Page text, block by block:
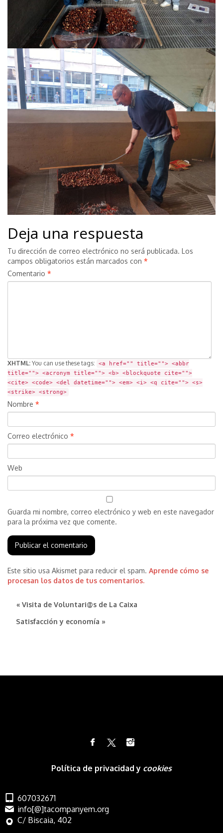
Deja una respuesta
Tu dirección de correo electrónico no será publicada. Los
campos obligatorios están marcados con *
Comentario *
XHTML: You can use these tags:
<a href="" title=""> <abbr
title=""> <acronym title=""> <b> <blockquote cite="">
<cite> <code> <del datetime=""> <em> <i> <q cite=""> <s>
<strike> <strong>
Nombre *
Correo electrónico *
Web
Guarda mi nombre, correo electrónico y web en este navegador
para la próxima vez que comente.
Este sitio usa Akismet para reducir el spam. Aprende cómo se
procesan los datos de tus comentarios.
« Visita de Voluntari@s de La Caixa
Satisfacción y economía »
Política de privacidad y cookies
607032671
info[@]tacompanyem.org
C/ Biscaia, 402